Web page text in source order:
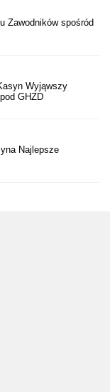
Zawodników spośród
Wyjąwszy
GHZD
Najlepsze